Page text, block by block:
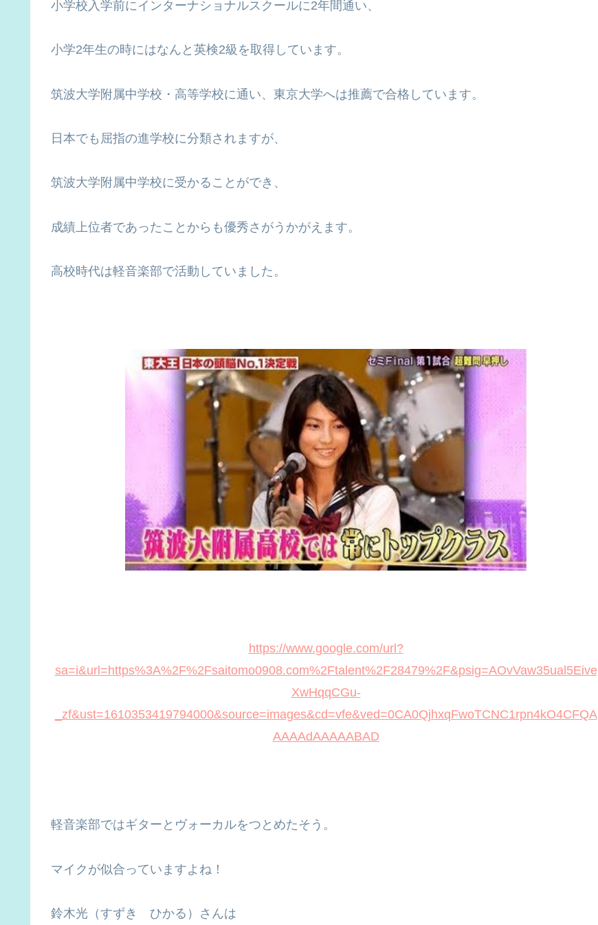
小学校入学前にインターナショナルスクールに2年間通い、
小学2年生の時にはなんと英検2級を取得しています。
筑波大学附属中学校・高等学校に通い、東京大学へは推薦で合格しています。
日本でも屈指の進学校に分類されますが、
筑波大学附属中学校に受かることができ、
成績上位者であったことからも優秀さがうかがえます。
高校時代は軽音楽部で活動していました。
https://www.google.com/url?
sa=i&url=https%3A%2F%2Fsaitomo0908.com%2Ftalent%2F28479%2F&psig=AOvVaw35ual5Eive
XwHqqCGu-
_zf&ust=1610353419794000&source=images&cd=vfe&ved=0CA0QjhxqFwoTCNC1rpn4kO4CFQA
AAAAdAAAAABAD
軽音楽部ではギターとヴォーカルをつとめたそう。
マイクが似合っていますよね！
鈴木光（すずき ひかる）さんは